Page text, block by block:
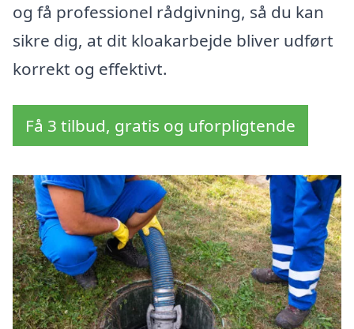
og få professionel rådgivning, så du kan
sikre dig, at dit kloakarbejde bliver udført
korrekt og effektivt.
Få 3 tilbud, gratis og uforpligtende